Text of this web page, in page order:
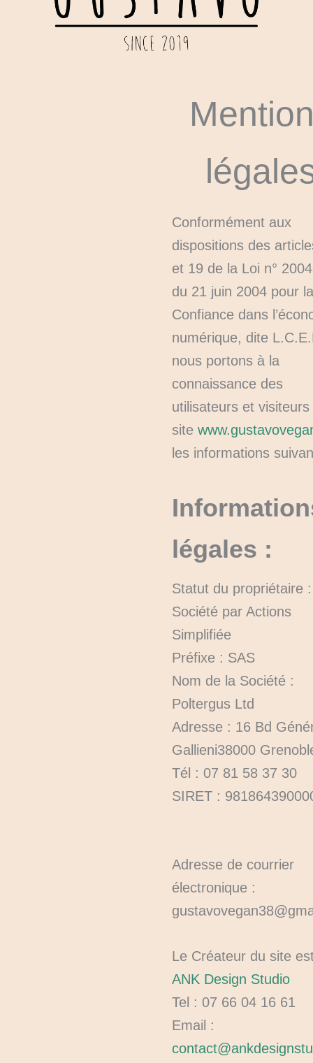
Conformément aux
dispositions des
et 19 de la Loi n°
du 21 juin 2004 pour
Confiance dans
numérique, dite
nous portons à la
connaissance des
utilisateurs et visiteurs
site
les informations
légales :
Statut du propriétaire :
Société par Actions
Simplifiée
Préfixe : SAS
Nom de la Société :
Poltergus Ltd
Adresse : 16 Bd
Gallieni38000
Tél : 07 81 58 37 30
SIRET :
Adresse de courrier
électronique :
Le Créateur du site
ANK Design Studio
Tel : 07 66 04 16 61
Email :